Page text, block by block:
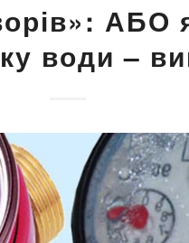
АБО
води –